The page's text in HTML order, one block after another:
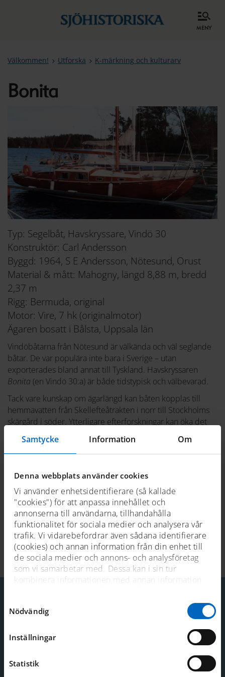
Samtycke Information Om
Denna webbplats använder cookies
Vi använder enhetsidentifierare (så kallade
"cookies") för att anpassa innehållet och
annonserna till användarna, tillhandahålla
funktionalitet för sociala medier och analysera vår
trafik. Vi vidarebefordrar även sådana identifierare
(cookies) och annan information från din enhet till
de sociala medier och annons- och analysföretag
som vi samarbetar med. Dessa kan i sin tur
kombinera informationen med annan information
samlat in när du har använt deras tjänster. För mer
information, se
Nödvändig
Inställningar
Statistik
meny
Välkommen! Utforska K-märkning och kulturarv
Bonita
Typ: Segelbåt, Havskryssare, Vindö 30
Konstruktör: Carl Andersson
Byggd: 1964, S E Andersson, Nötesund, Orust
Material & mått: Mahogny, längd 8,88 m, bredd
2,37 m
Rigg: Bermuda, original
Motor: Vire, 7 hk (originalmotor)
Ägaren bosatt i Bålsta, Uppsala län
Vindöbåtarna från Nötesund är välkända och väl seglande
båtar. De var populära inte bara i Sverige – utan
exporterades bland annat till Tyskland. Havskryssaren
Bonita (en Vindö 30:a) är både tidstypisk och välbevarad.
Tack vare kunskap om ägarlängd kan båten kopplas till
hemmavatten från Skellefteåtrakten i norr till Stockholms
skärgård i söder. Ytterligare efterforskningar kan öka det
kulturhistoriska värdet.
från mitten av 1960-talet.Bonitak-märktes 2012.
Foto: Peter Boll
Senast uppdaterad 2023-08-10
Kontakt
Telefon: 08-519 549 00
Mer kontaktinformation